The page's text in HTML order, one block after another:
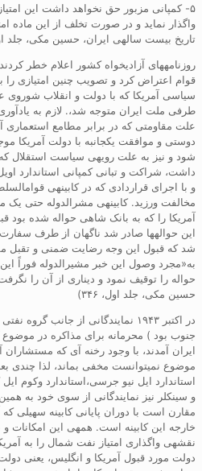
۵- کمپانی مزبور حق نخواهد داشت این
تاریخ بیست سالهی ایران، حسین مکی، جلد
روزنامههای آزادیخواه کشور اعلام خطر
قوام اعتراض کرد و تصویب چنین امتیازی
سیاسی آمریکا که با دولت و انقلاب شوروی
طرفی ملت ایران متوجه شد،. لازم به
علت مقاومتی که در برابر مطامع استعماری
دوستی و موافقت یکجانبه با دولت
شود و نیز به علت رویهی سیاست استقلال
داشت، شراکت و تبانی کمپانی استاندارد
و با اجرای قراردادی که در کابینهی
مخالفت ورزید. کابینهی مشرالدوله حتی یک
آمریکا را که به بانک شاهی حواله شده بود
این حوالهها صادر شد ناگهان از طرف سفارت
شد که قبول این وجه رضایت ضمنی و تقبل
به«مجرد وصول این خبر مشیرالدوله فوراً
حواله را توقیف نمود و دیناری از آن را
حسین مکی، جلد اول، ۳۴۶)
در اکتبر ۱۹۴۳ نمایندگانی از جانب
جنوب بود ) محرمانه برای مذاکره در موضوع
ایران آمدند، با وجود رخنه آی که
استاندارد ایل نیو جرسی،استاندارد وکوم
و سینکلر نیز نمایندگانی از سوی خود به
مقارن است با دوران پایانی کابینه سهیلی
خارجه این کابینه است. همهی این امکانات
نقشهی واگذاری امتیاز نفت شمال را به
دولت مورد قبول آمریکا و انگلیس، یعنی